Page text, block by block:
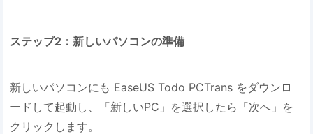
ステップ2：新しいパソコンの準備
新しいパソコンにも EaseUS Todo PCTrans をダウンロ
ードして起動し、「新しいPC」を選択したら「次へ」を
クリックします。